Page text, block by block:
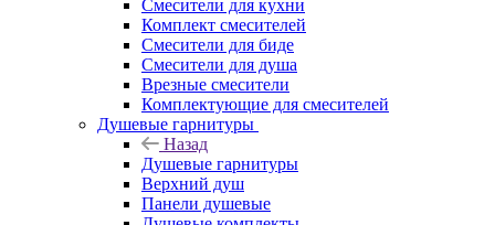
Смесители для кухни
Комплект смесителей
Смесители для биде
Смесители для душа
Врезные смесители
Комплектующие для смесителей
Душевые гарнитуры
Назад
Душевые гарнитуры
Верхний душ
Панели душевые